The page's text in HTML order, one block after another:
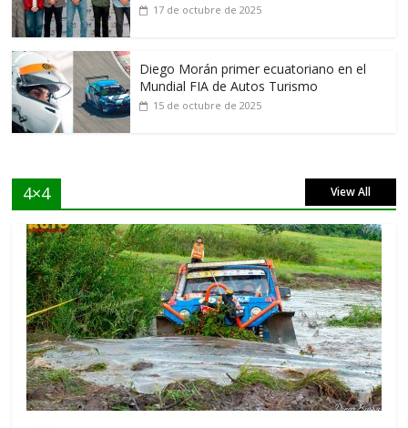
17 de octubre de 2025
Diego Morán primer ecuatoriano en el
Mundial FIA de Autos Turismo
15 de octubre de 2025
4×4 View All